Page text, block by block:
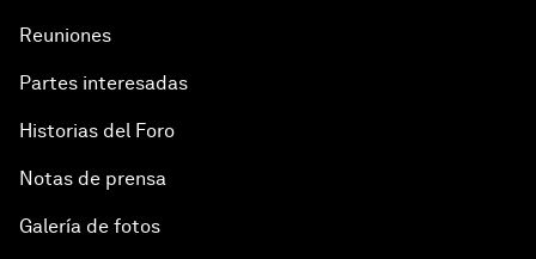
Reuniones
Partes interesadas
Historias del Foro
Notas de prensa
Galería de fotos